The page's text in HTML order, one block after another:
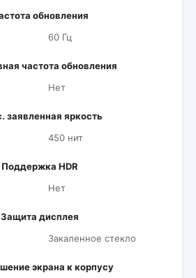
обновления
60 Гц
частота обновления
Нет
заявленная яркость
450 нит
Поддержка HDR
Нет
Защита дисплея
Закаленное стекло
экрана к корпусу